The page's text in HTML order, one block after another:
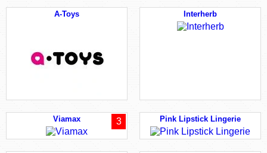
A-Toys Interherb
Viamax 3 Pink Lipstick Lingerie